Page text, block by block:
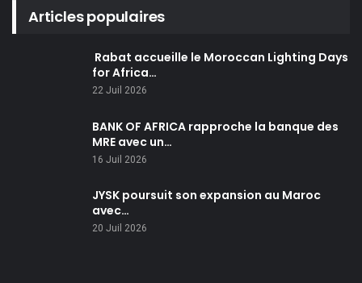
Articles populaires
Rabat accueille le Moroccan Lighting Days
for Africa…
22 Juil 2026
BANK OF AFRICA rapproche la banque des
MRE avec un…
16 Juil 2026
JYSK poursuit son expansion au Maroc
avec…
20 Juil 2026